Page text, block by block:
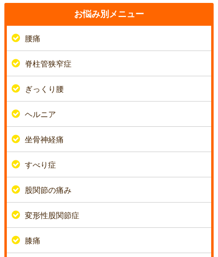
お悩み別メニュー
腰痛
脊柱管狭窄症
ぎっくり腰
ヘルニア
坐骨神経痛
すべり症
股関節の痛み
変形性股関節症
膝痛